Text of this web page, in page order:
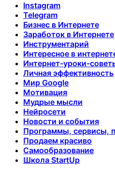
Instagram
Telegram
Бизнес в Интернете
Заработок в Интернете
Инструментарий
Интересное в
Интернет-уроки-
Личная эффективность
Мир Google
Мотивация
Мудрые мысли
Нейросети
Новости и события
Программы, сервисы,
Продаем красиво
Самообразование
Школа StartUp